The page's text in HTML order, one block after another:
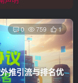
推引流与排名优
0 759 1